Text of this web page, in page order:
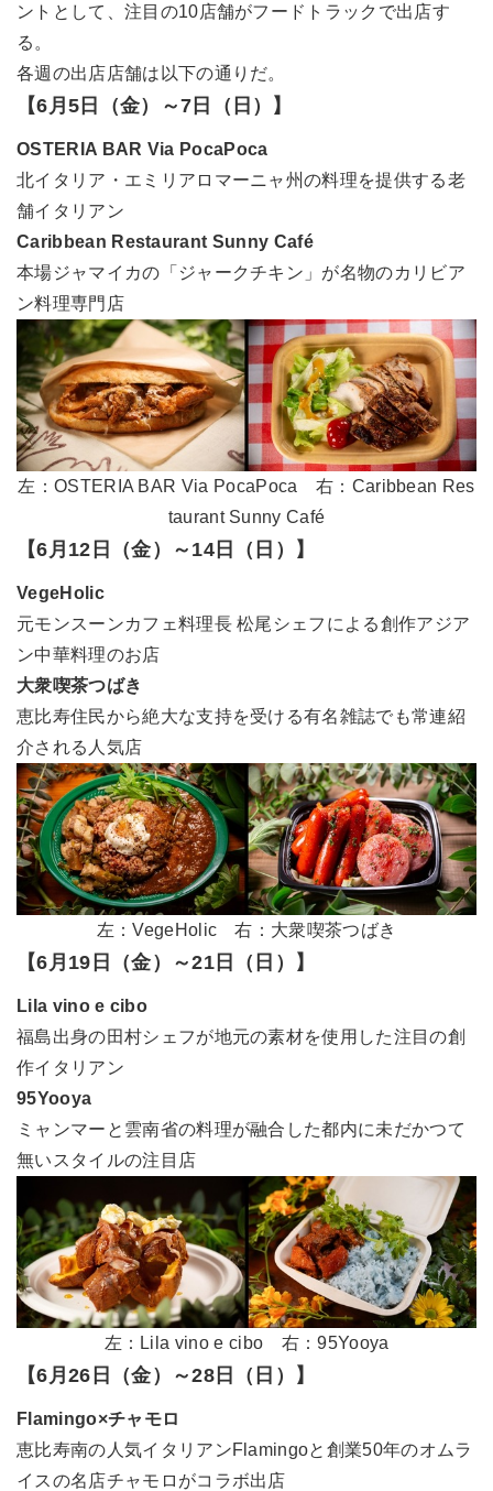
ントとして、注目の10店舗がフードトラックで出店す
る。
各週の出店店舗は以下の通りだ。
【6月5日（金）～7日（日）】
OSTERIA BAR Via PocaPoca
北イタリア・エミリアロマーニャ州の料理を提供する老
舗イタリアン
Caribbean Restaurant Sunny Café
本場ジャマイカの「ジャークチキン」が名物のカリビア
ン料理専門店
左：OSTERIA BAR Via PocaPoca 右：Caribbean Res
taurant Sunny Café
【6月12日（金）～14日（日）】
VegeHolic
元モンスーンカフェ料理長 松尾シェフによる創作アジア
ン中華料理のお店
大衆喫茶つばき
恵比寿住民から絶大な支持を受ける有名雑誌でも常連紹
介される人気店
左：VegeHolic 右：大衆喫茶つばき
【6月19日（金）～21日（日）】
Lila vino e cibo
福島出身の田村シェフが地元の素材を使用した注目の創
作イタリアン
95Yooya
ミャンマーと雲南省の料理が融合した都内に未だかつて
無いスタイルの注目店
左：Lila vino e cibo 右：95Yooya
【6月26日（金）～28日（日）】
Flamingo×チャモロ
恵比寿南の人気イタリアンFlamingoと創業50年のオムラ
イスの名店チャモロがコラボ出店